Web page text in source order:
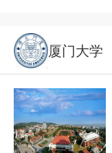
厦门大学